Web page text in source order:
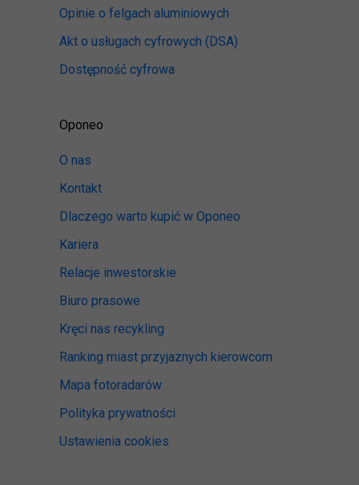
Opinie o felgach aluminiowych
Akt o usługach cyfrowych (DSA)
Dostępność cyfrowa
Oponeo
O nas
Kontakt
Dlaczego warto kupić w Oponeo
Kariera
Relacje inwestorskie
Biuro prasowe
Kręci nas recykling
Ranking miast przyjaznych kierowcom
Mapa fotoradarów
Polityka prywatności
Ustawienia cookies